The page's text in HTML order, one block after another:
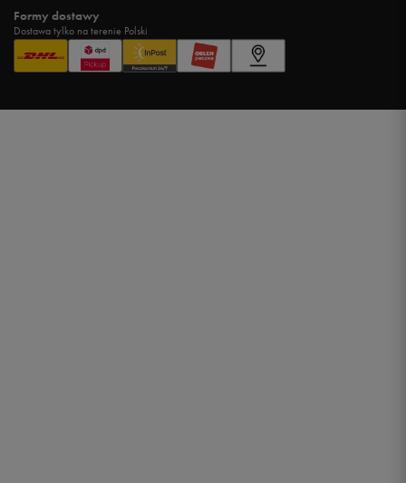
Formy dostawy
Dostawa tylko na terenie Polski